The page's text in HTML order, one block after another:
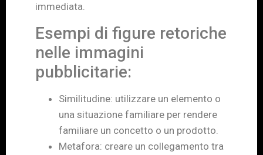
immediata.
Esempi di figure retoriche
nelle immagini
pubblicitarie:
Similitudine: utilizzare un elemento o
una situazione familiare per rendere
familiare un concetto o un prodotto.
Metafora: creare un collegamento tra